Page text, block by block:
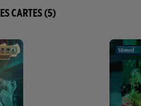
CARTES (5)